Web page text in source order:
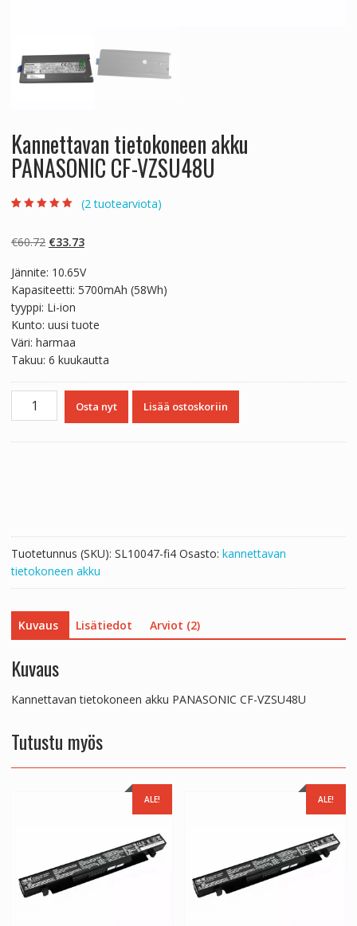
Kannettavan tietokoneen akku
PANASONIC CF-VZSU48U
asiakkaan
(2tuotearviota)
€60.72 Alkuperäinen
oli:
€60.72.
€33.73Nykyinen
on:
€33.73.
Jännite: 10.65V
Kapasiteetti: 5700mAh (58Wh)
tyyppi: Li-ion
Kunto: uusi tuote
Väri: harmaa
Takuu: 6 kuukautta
Kannettavan
tietokoneen
Osta nyt Lisää ostoskoriin
Tuotetunnus (SKU): SL10047-fi4 Osasto: kannettavan
tietokoneen akku
Kuvaus Lisätiedot Arviot (2)
Kuvaus
Kannettavan tietokoneen akku PANASONIC CF-VZSU48U
Tutustu myös
ALE! ALE!